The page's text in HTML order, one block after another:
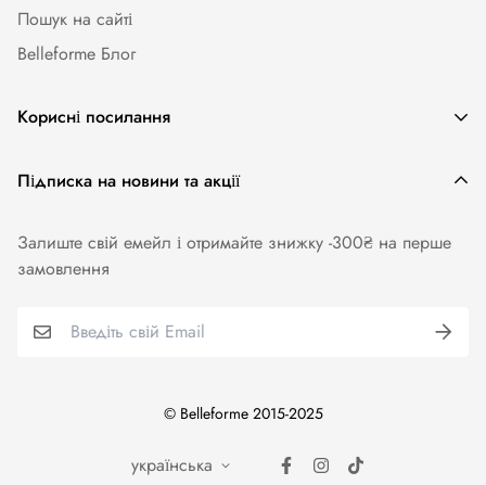
Пошук на сайті
Belleforme Блог
Корисні посилання
Жіноча білизна
Купальники
Колготи. Панчохи. Шкарпетки
Підписка на новини та акції
Залиште свій емейл і отримайте знижку -300₴ на перше
замовлення
© Belleforme 2015-2025
українська